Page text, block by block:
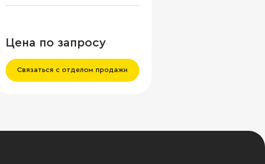
Цена по запросу
Связаться с отделом продажи